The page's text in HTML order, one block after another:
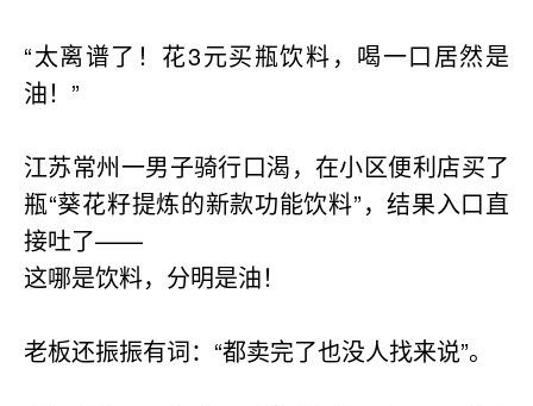
“太离谱了！花3元买瓶饮料，喝一口居然是
油！”
江苏常州一男子骑行口渴，在小区便利店买了
瓶“葵花籽提炼的新款功能饮料”，结果入口直
接吐了——
这哪是饮料，分明是油！
老板还振振有词：“都卖完了也没人找来说”。